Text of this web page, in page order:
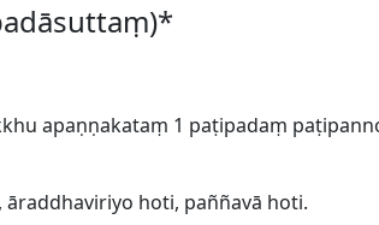
apaṇṇakataṃ 1 paṭipadaṃ
hoti, paññavā hoti.